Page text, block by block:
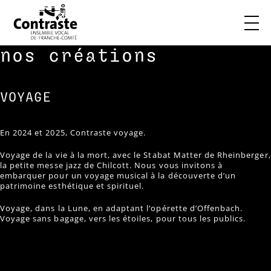
Skip
to
accueil
nos créations
VOYAGE
En 2024 et 2025, Contraste voyage.
Voyage de la vie à la mort, avec le Stabat Matter de Rheinberger,
la petite messe jazz de Chilcott. Nous vous invitons à
embarquer pour un voyage musical à la découverte d’un
patrimoine esthétique et spirituel.
Voyage, dans la Lune, en adaptant l’opérette d’Offenbach.
Voyage sans bagage, vers les étoiles, pour tous les publics.